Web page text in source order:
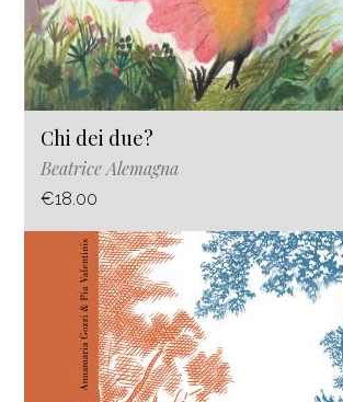
Chi dei due?
Beatrice Alemagna
€18.00